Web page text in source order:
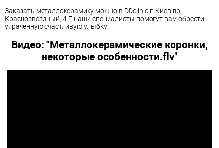
Заказать металлокерамику можно в DDclinic г. Киев пр.
Краснозвездный, 4-Г, наши специалисты помогут вам обрести
утраченную счастливую улыбку!
Видео: "Металлокерамические коронки,
некоторые особенности.flv"